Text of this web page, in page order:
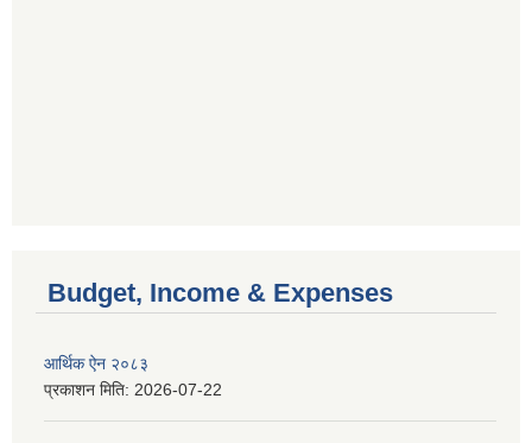
Budget, Income & Expenses
आर्थिक ऐन २०८३
प्रकाशन मिति: 2026-07-22